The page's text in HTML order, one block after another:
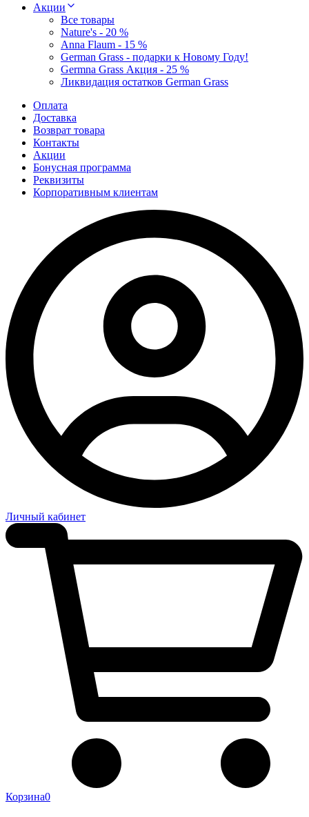
Акции
Все товары
Nature's - 20 %
Anna Flaum - 15 %
German Grass - подарки к Новому Году!
Germna Grass Акция - 25 %
Ликвидация остатков German Grass
Оплата
Доставка
Возврат товара
Контакты
Акции
Бонусная программа
Реквизиты
Корпоративным клиентам
Личный кабинет
Корзина0